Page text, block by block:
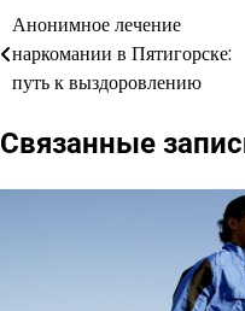
Навигация
по
Анонимное лечение
наркомании в Пятигорске:
путь к выздоровлению
Связанные